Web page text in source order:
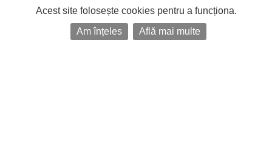
Acest site folosește cookies pentru a funcționa.
Am înțeles
Află mai multe